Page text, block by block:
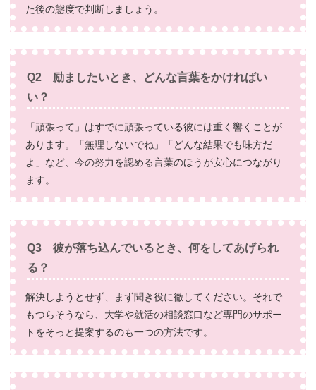
た後の態度で判断しましょう。
Q2 励ましたいとき、どんな言葉をかければい
い？
「頑張って」はすでに頑張っている彼には重く響くことが
あります。「無理しないでね」「どんな結果でも味方だ
よ」など、今の努力を認める言葉のほうが安心につながり
ます。
Q3 彼が落ち込んでいるとき、何をしてあげられ
る？
解決しようとせず、まず聞き役に徹してください。それで
もつらそうなら、大学や就活の相談窓口など専門のサポー
トをそっと提案するのも一つの方法です。